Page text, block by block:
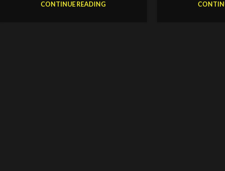
CONTINUE READING